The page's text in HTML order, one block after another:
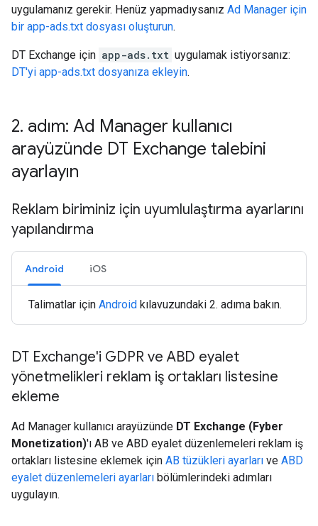
uygulamanız gerekir. Henüz yapmadıysanız Ad Manager için
bir app-ads.txt dosyası oluşturun.
DT Exchange için app-ads.txt uygulamak istiyorsanız:
DT'yi app-ads.txt dosyanıza ekleyin.
2. adım: Ad Manager kullanıcı
arayüzünde DT Exchange talebini
ayarlayın
Reklam biriminiz için uyumlulaştırma ayarlarını
yapılandırma
Android iOS
Talimatlar için Android kılavuzundaki 2. adıma bakın.
DT Exchange'i GDPR ve ABD eyalet
yönetmelikleri reklam iş ortakları listesine
ekleme
Ad Manager kullanıcı arayüzünde DT Exchange (Fyber
Monetization)'ı AB ve ABD eyalet düzenlemeleri reklam iş
ortakları listesine eklemek için AB tüzükleri ayarları ve ABD
eyalet düzenlemeleri ayarları bölümlerindeki adımları
uygulayın.